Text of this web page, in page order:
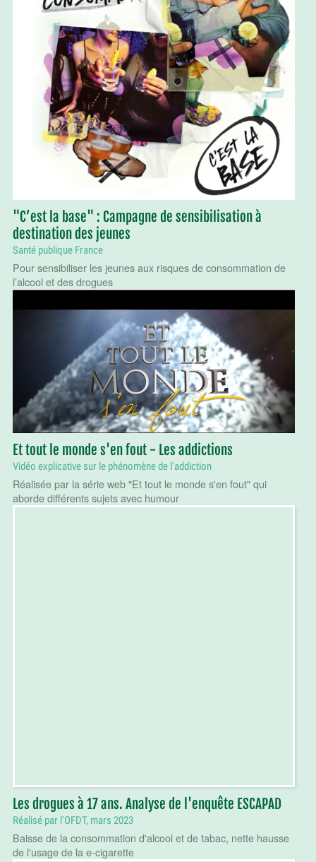
"C’est la base" : Campagne de sensibilisation à
destination des jeunes
Santé publique France
Pour sensibiliser les jeunes aux risques de consommation de
l’alcool et des drogues
Et tout le monde s'en fout - Les addictions
Vidéo explicative sur le phénomène de l'addiction
Réalisée par la série web "Et tout le monde s'en fout" qui
aborde différents sujets avec humour
Les drogues à 17 ans. Analyse de l'enquête ESCAPAD
Réalisé par l'OFDT, mars 2023
Baisse de la consommation d'alcool et de tabac, nette hausse
de l'usage de la e-cigarette